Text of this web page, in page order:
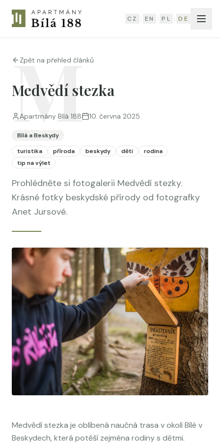
CZ | EN | PL | DE
CZ | EN | PL | DE
Zpět na přehled článků
M
Medvědí stezka
Apartmány Bílá 188 10. června 2025
Bílá a Beskydy
turistika
příroda beskydy děti
rodina
tip na výlet
Prohlédněte si fotogalerii Medvědí stezky.
Krásné fotky beskydské přírody od fotografky
Anet Jursové.
Medvědí stezka je oblíbená naučná trasa v okolí Bílé v
Beskydech, která potěší zejména rodiny s dětmi.